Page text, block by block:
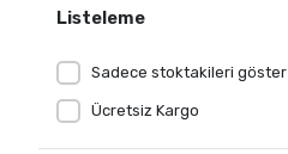
LE JARDİN
MİSS FELİZ
NIGHTLIGHT
NİL MOBİLYA
Listeleme
Sadece stoktakileri göster
Ücretsiz Kargo